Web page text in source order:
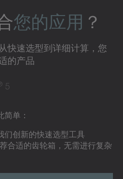
您的应用 ？
快速选型到详细计算，您
的产品
5
单：
们创新的快速选型工具
合适的齿轮箱，无需进行复杂